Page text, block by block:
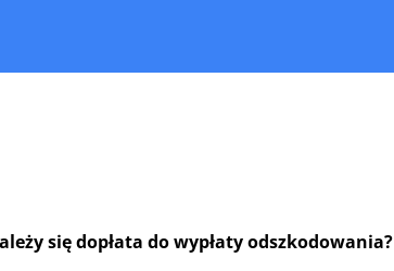
się dopłata do wypłaty odszkodowania?